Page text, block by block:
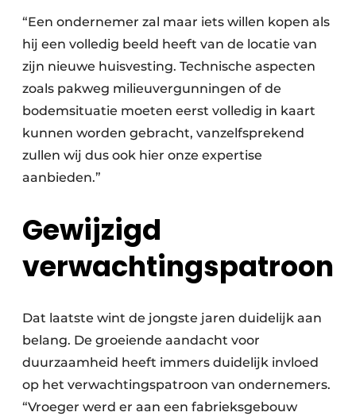
“Een ondernemer zal maar iets willen kopen als
hij een volledig beeld heeft van de locatie van
zijn nieuwe huisvesting. Technische aspecten
zoals pakweg milieuvergunningen of de
bodemsituatie moeten eerst volledig in kaart
kunnen worden gebracht, vanzelfsprekend
zullen wij dus ook hier onze expertise
aanbieden.”
Gewijzigd
verwachtingspatroon
Dat laatste wint de jongste jaren duidelijk aan
belang. De groeiende aandacht voor
duurzaamheid heeft immers duidelijk invloed
op het verwachtingspatroon van ondernemers.
“Vroeger werd er aan een fabrieksgebouw